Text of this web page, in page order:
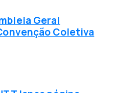
Geral
Coletiva